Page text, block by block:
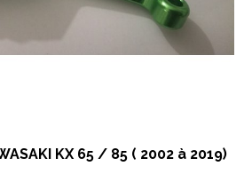
KX 65 / 85 ( 2002 à 2019)